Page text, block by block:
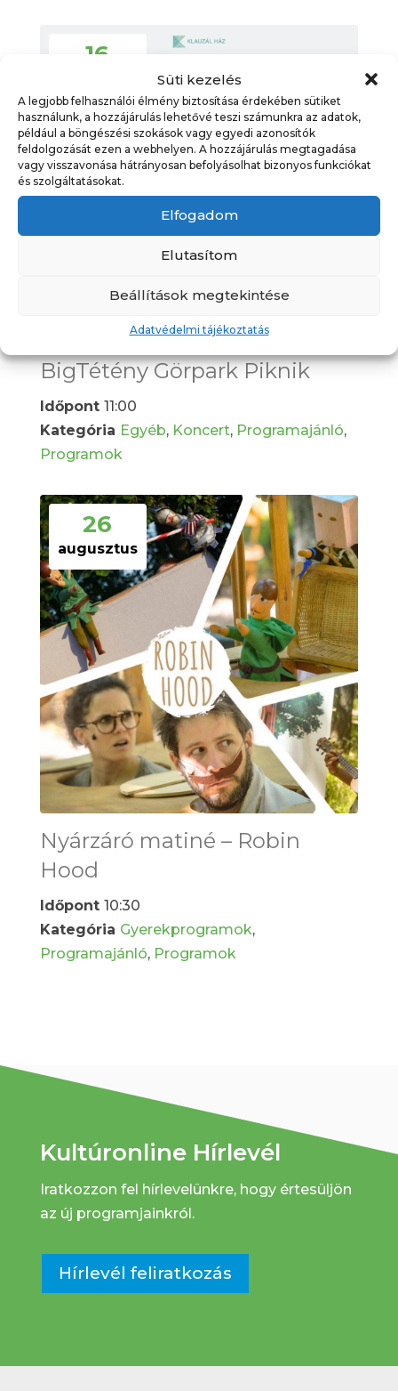
Süti kezelés
A legjobb felhasználói élmény biztosítása érdekében sütiket
használunk, a hozzájárulás lehetővé teszi számunkra az adatok,
például a böngészési szokások vagy egyedi azonosítók
feldolgozását ezen a webhelyen. A hozzájárulás megtagadása
vagy visszavonása hátrányosan befolyásolhat bizonyos funkciókat
és szolgáltatásokat.
Elfogadom
Elutasítom
Beállítások megtekintése
Adatvédelmi tájékoztatás
16
BigTétény Görpark Piknik
Időpont 11:00
Kategória Egyéb, Koncert, Programajánló,
Programok
26
augusztus
Nyárzáró matiné – Robin
Hood
Időpont 10:30
Kategória Gyerekprogramok,
Programajánló, Programok
Kultúronline Hírlevél
Iratkozzon fel hírlevelünkre, hogy értesüljön
az új programjainkról.
Hírlevél feliratkozás